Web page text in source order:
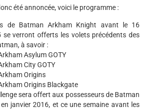
été annoncée, voici le programme :
de Batman Arkham Knight avant le 16
se verront offerts les volets précédents des
à savoir :
Asylum GOTY
City GOTY
Origins
Origins Blackgate
sera offert aux possesseurs de Batman
janvier 2016, et ce une semaine avant les